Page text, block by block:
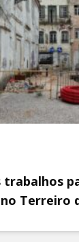
trabalhos
Terreiro